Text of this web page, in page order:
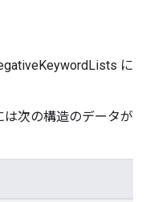
に
次の構造のデータが